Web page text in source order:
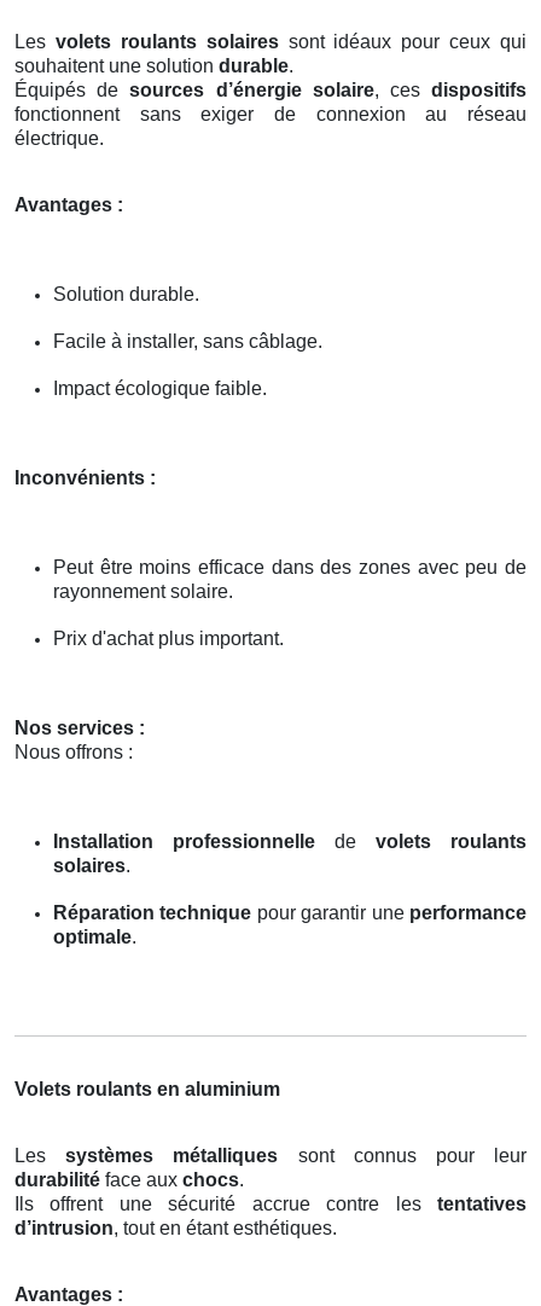
Les volets roulants solairessont idéaux pour ceux qui
souhaitent une solution durable.
Équipés desources d’énergie solaire, cesdispositifs
fonctionnent sans exiger de connexion au réseau
électrique.
Avantages :
Solution durable.
Facile à installer, sans câblage.
Impact écologique faible.
Inconvénients :
Peut être moins efficace dans des zones avec peu de
rayonnement solaire.
Prix d'achat plus important.
Nos services :
Nous offrons :
Installation professionnelle de volets roulants
solaires.
Réparation technique pour garantir une performance
optimale.
Volets roulants en aluminium
Lessystèmes métalliques sont connus pour leur
durabilité face aux chocs.
Ils offrent une sécurité accrue contre les tentatives
d’intrusion, tout en étant esthétiques.
Avantages :